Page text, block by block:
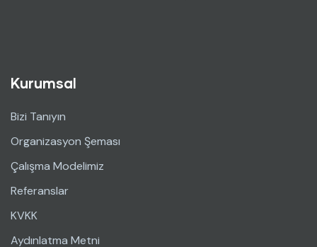
Kurumsal
Bizi Tanıyın
Organizasyon Şeması
Çalışma Modelimiz
Referanslar
KVKK
Aydınlatma Metni